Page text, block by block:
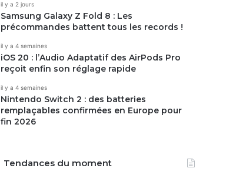
il y a 2 jours
Samsung Galaxy Z Fold 8 : Les
précommandes battent tous les records !
il y a 4 semaines
iOS 20 : l’Audio Adaptatif des AirPods Pro
reçoit enfin son réglage rapide
il y a 4 semaines
Nintendo Switch 2 : des batteries
remplaçables confirmées en Europe pour
fin 2026
Tendances du moment